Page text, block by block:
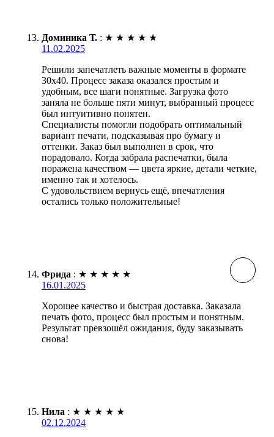
Доминика Т. : ★ ★ ★ ★ ★
11.02.2025
Решили запечатлеть важные моменты в формате
30х40. Процесс заказа оказался простым и
удобным, все шаги понятные. Загрузка фото
заняла не больше пяти минут, выбранный процесс
был интуитивно понятен.
Специалисты помогли подобрать оптимальный
вариант печати, подсказывая про бумагу и
оттенки. Заказ был выполнен в срок, что
порадовало. Когда забрала распечатки, была
поражена качеством — цвета яркие, детали четкие,
именно так и хотелось.
С удовольствием вернусь ещё, впечатления
остались только положительные!
Фрида : ★ ★ ★ ★ ★
16.01.2025
Хорошее качество и быстрая доставка. Заказала
печать фото, процесс был простым и понятным.
Результат превзошёл ожидания, буду заказывать
снова!
Нила : ★ ★ ★ ★ ★
02.12.2024